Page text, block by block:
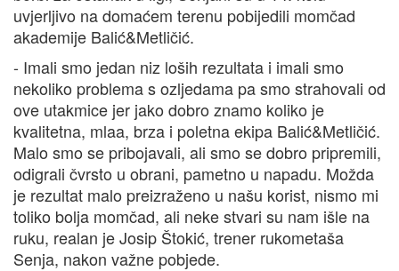
uvjerljivo na domaćem terenu pobijedili momčad
akademije Balić&Metličić.
- Imali smo jedan niz loših rezultata i imali smo
nekoliko problema s ozljedama pa smo strahovali od
ove utakmice jer jako dobro znamo koliko je
kvalitetna, mlaa, brza i poletna ekipa Balić&Metličić.
Malo smo se pribojavali, ali smo se dobro pripremili,
odigrali čvrsto u obrani, pametno u napadu. Možda
je rezultat malo preizraženo u našu korist, nismo mi
toliko bolja momčad, ali neke stvari su nam išle na
ruku, realan je Josip Štokić, trener rukometaša
Senja, nakon važne pobjede.